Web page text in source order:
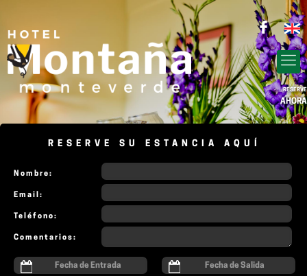
RESERVE SU ESTANCIA AQUÍ
Nombre:
Email:
Teléfono:
Comentarios:
RESERVE
AHORA